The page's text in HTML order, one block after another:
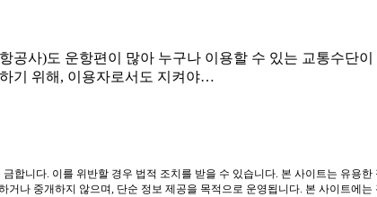
사)도 운항편이 많아 누구나 이용할 수 있는 교통수단
기 위해, 이용자로서도 지켜야…
합니다. 이를 위반할 경우 법적 조치를 받을 수 있습니다. 본 사이트는 유용
나 중개하지 않으며, 단순 정보 제공을 목적으로 운영됩니다. 본 사이트에